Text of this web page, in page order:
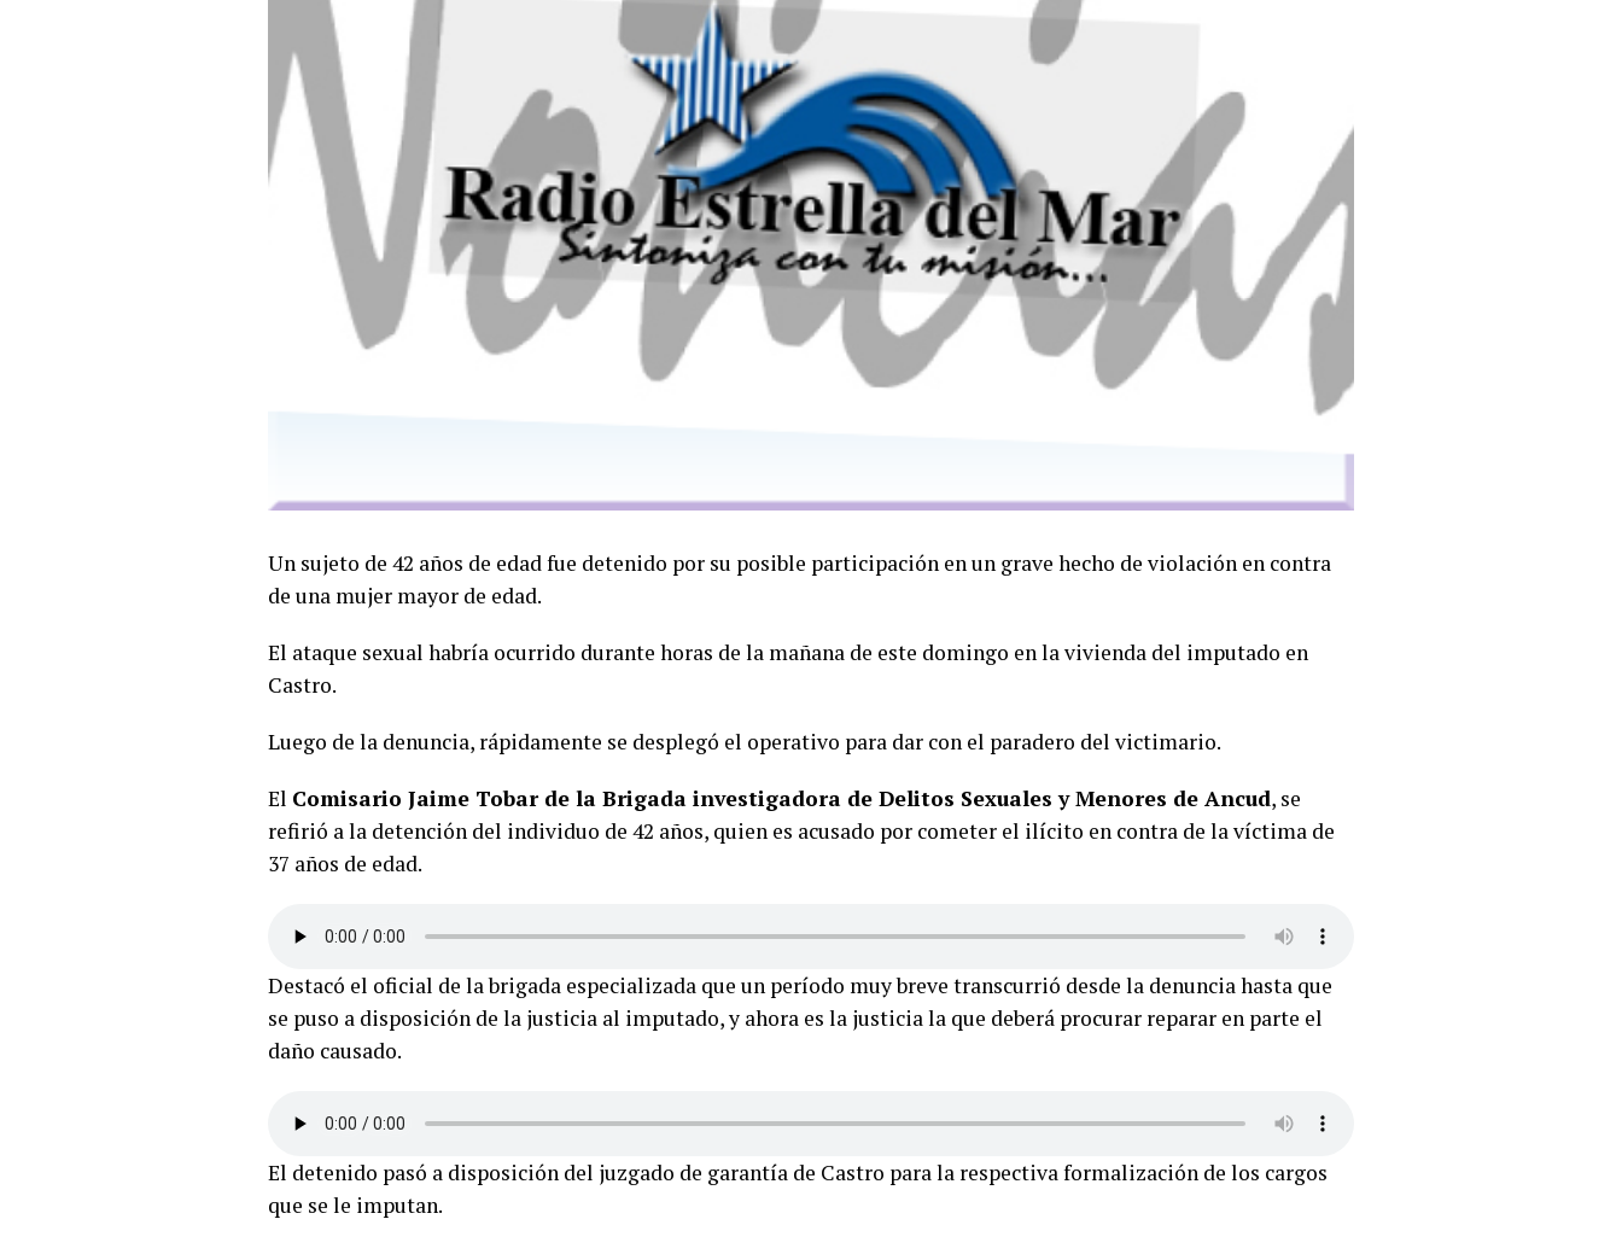
Un sujeto de 42 años de edad fue detenido por su posible participación en un grave hecho de violación en contra
de una mujer mayor de edad.
El ataque sexual habría ocurrido durante horas de la mañana de este domingo en la vivienda del imputado en
Castro.
Luego de la denuncia, rápidamente se desplegó el operativo para dar con el paradero del victimario.
El Comisario Jaime Tobar de la Brigada investigadora de Delitos Sexuales y Menores de Ancud, se
refirió a la detención del individuo de 42 años, quien es acusado por cometer el ilícito en contra de la víctima de
37 años de edad.
Destacó el oficial de la brigada especializada que un período muy breve transcurrió desde la denuncia hasta que
se puso a disposición de la justicia al imputado, y ahora es la justicia la que deberá procurar reparar en parte el
daño causado.
El detenido pasó a disposición del juzgado de garantía de Castro para la respectiva formalización de los cargos
que se le imputan.